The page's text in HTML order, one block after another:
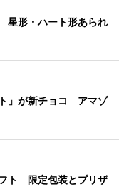
星形・ハート形あられ
」が新チョコ アマゾ
ト 限定包装とプリザ